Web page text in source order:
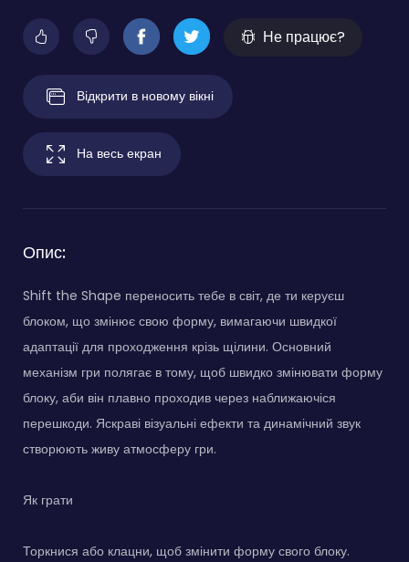
Не працює?
Відкрити в новому вікні
На весь екран
Опис:
Shift the Shape переносить тебе в світ, де ти керуєш
блоком, що змінює свою форму, вимагаючи швидкої
адаптації для проходження крізь щілини. Основний
механізм гри полягає в тому, щоб швидко змінювати форму
блоку, аби він плавно проходив через наближаючіся
перешкоди. Яскраві візуальні ефекти та динамічний звук
створюють живу атмосферу гри.
Як грати
Торкнися або клацни, щоб змінити форму свого блоку.